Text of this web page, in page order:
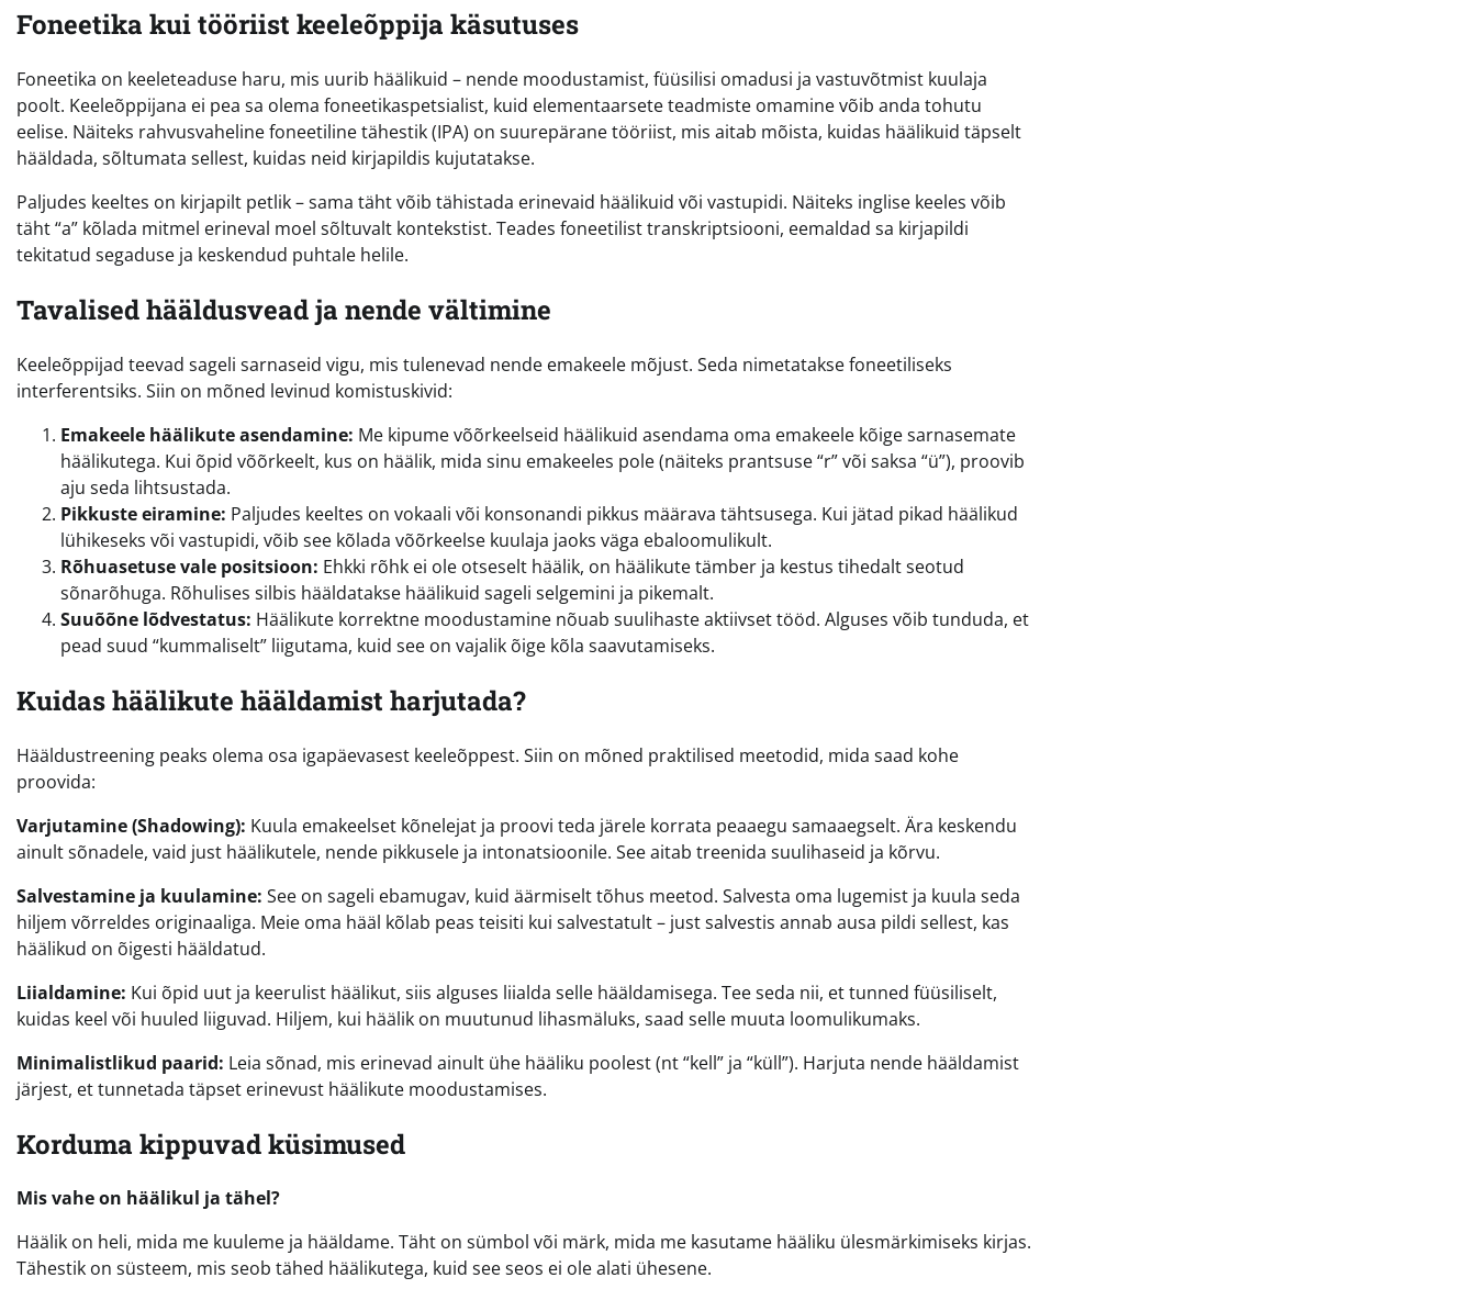
Foneetika kui tööriist keeleõppija käsutuses
Foneetika on keeleteaduse haru, mis uurib häälikuid – nende moodustamist, füüsilisi omadusi ja vastuvõtmist kuulaja
poolt. Keeleõppijana ei pea sa olema foneetikaspetsialist, kuid elementaarsete teadmiste omamine võib anda tohutu
eelise. Näiteks rahvusvaheline foneetiline tähestik (IPA) on suurepärane tööriist, mis aitab mõista, kuidas häälikuid täpselt
hääldada, sõltumata sellest, kuidas neid kirjapildis kujutatakse.
Paljudes keeltes on kirjapilt petlik – sama täht võib tähistada erinevaid häälikuid või vastupidi. Näiteks inglise keeles võib
täht “a” kõlada mitmel erineval moel sõltuvalt kontekstist. Teades foneetilist transkriptsiooni, eemaldad sa kirjapildi
tekitatud segaduse ja keskendud puhtale helile.
Tavalised hääldusvead ja nende vältimine
Keeleõppijad teevad sageli sarnaseid vigu, mis tulenevad nende emakeele mõjust. Seda nimetatakse foneetiliseks
interferentsiks. Siin on mõned levinud komistuskivid:
Emakeele häälikute asendamine: Me kipume võõrkeelseid häälikuid asendama oma emakeele kõige sarnasemate
häälikutega. Kui õpid võõrkeelt, kus on häälik, mida sinu emakeeles pole (näiteks prantsuse “r” või saksa “ü”), proovib
aju seda lihtsustada.
Pikkuste eiramine: Paljudes keeltes on vokaali või konsonandi pikkus määrava tähtsusega. Kui jätad pikad häälikud
lühikeseks või vastupidi, võib see kõlada võõrkeelse kuulaja jaoks väga ebaloomulikult.
Rõhuasetuse vale positsioon: Ehkki rõhk ei ole otseselt häälik, on häälikute tämber ja kestus tihedalt seotud
sõnarõhuga. Rõhulises silbis hääldatakse häälikuid sageli selgemini ja pikemalt.
Suuõõne lõdvestatus: Häälikute korrektne moodustamine nõuab suulihaste aktiivset tööd. Alguses võib tunduda, et
pead suud “kummaliselt” liigutama, kuid see on vajalik õige kõla saavutamiseks.
Kuidas häälikute hääldamist harjutada?
Hääldustreening peaks olema osa igapäevasest keeleõppest. Siin on mõned praktilised meetodid, mida saad kohe
proovida:
Varjutamine (Shadowing): Kuula emakeelset kõnelejat ja proovi teda järele korrata peaaegu samaaegselt. Ära keskendu
ainult sõnadele, vaid just häälikutele, nende pikkusele ja intonatsioonile. See aitab treenida suulihaseid ja kõrvu.
Salvestamine ja kuulamine: See on sageli ebamugav, kuid äärmiselt tõhus meetod. Salvesta oma lugemist ja kuula seda
hiljem võrreldes originaaliga. Meie oma hääl kõlab peas teisiti kui salvestatult – just salvestis annab ausa pildi sellest, kas
häälikud on õigesti hääldatud.
Liialdamine: Kui õpid uut ja keerulist häälikut, siis alguses liialda selle hääldamisega. Tee seda nii, et tunned füüsiliselt,
kuidas keel või huuled liiguvad. Hiljem, kui häälik on muutunud lihasmäluks, saad selle muuta loomulikumaks.
Minimalistlikud paarid: Leia sõnad, mis erinevad ainult ühe hääliku poolest (nt “kell” ja “küll”). Harjuta nende hääldamist
järjest, et tunnetada täpset erinevust häälikute moodustamises.
Korduma kippuvad küsimused
Mis vahe on häälikul ja tähel?
Häälik on heli, mida me kuuleme ja hääldame. Täht on sümbol või märk, mida me kasutame hääliku ülesmärkimiseks kirjas.
Tähestik on süsteem, mis seob tähed häälikutega, kuid see seos ei ole alati ühesene.